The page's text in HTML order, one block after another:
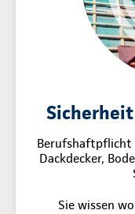
Berufshaftpflicht
Dackdecker,
Sie wissen